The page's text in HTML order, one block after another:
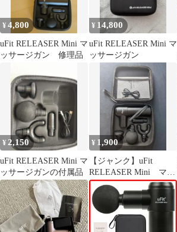
¥4,800
uFit RELEASER Mini マ
ッサージガン 修理品
¥ 14,800
uFit RELEASER Mini マ
ッサージガン
¥ 2,150
uFit RELEASER Mini マ
ッサージガンの付属品
¥ 1,900
【ジャンク】uFit
RELEASER Mini マッ
サージガン